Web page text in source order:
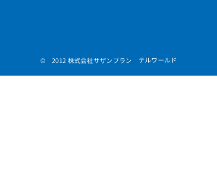
© 2012 株式会社サザンプラン テルワールド